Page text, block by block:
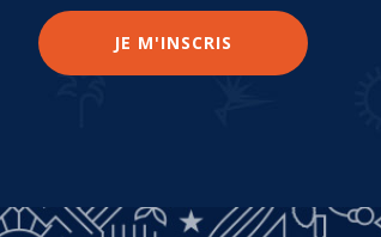
JE M'INSCRIS